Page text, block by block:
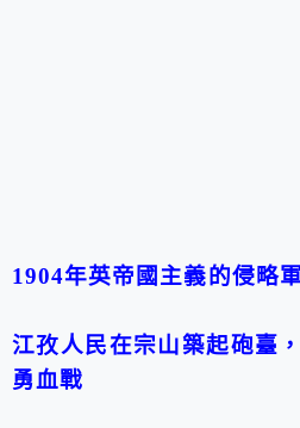
1904年英帝國主義的侵略
江孜人民在宗山築起砲臺
勇血戰